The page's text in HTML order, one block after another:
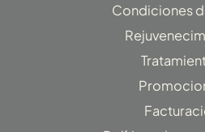
a
g
m
b
o
o
k
-
Condiciones